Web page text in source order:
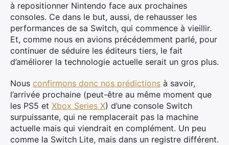
à repositionner Nintendo face aux prochaines
consoles. Ce dans le but, aussi, de rehausser les
performances de sa Switch, qui commence à vieillir.
Et, comme nous en avions précédemment parlé, pour
continuer de séduire les éditeurs tiers, le fait
d’améliorer la technologie actuelle serait un gros plus.
Nous confirmons donc nos prédictions à savoir,
l’arrivée prochaine (peut-être au même moment que
les PS5 et Xbox Series X) d’une console Switch
surpuissante, qui ne remplacerait pas la machine
actuelle mais qui viendrait en complément. Un peu
comme la Switch Lite, mais dans un registre différent.